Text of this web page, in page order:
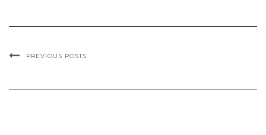
PREVIOUS POSTS